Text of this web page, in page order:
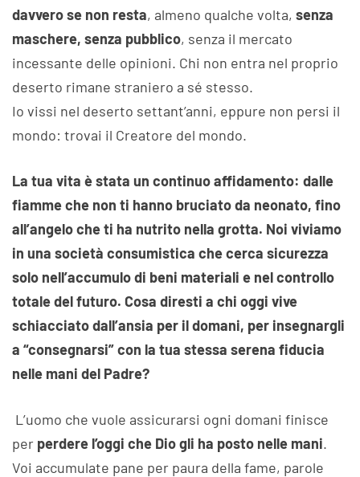
davvero se non resta, almeno qualche volta, senza
maschere, senza pubblico, senza il mercato
incessante delle opinioni. Chi non entra nel proprio
deserto rimane straniero a sé stesso.
Io vissi nel deserto settant’anni, eppure non persi il
mondo: trovai il Creatore del mondo.
La tua vita è stata un continuo affidamento: dalle
fiamme che non ti hanno bruciato da neonato, fino
all’angelo che ti ha nutrito nella grotta. Noi viviamo
in una società consumistica che cerca sicurezza
solo nell’accumulo di beni materiali e nel controllo
totale del futuro. Cosa diresti a chi oggi vive
schiacciato dall’ansia per il domani, per insegnargli
a “consegnarsi” con la tua stessa serena fiducia
nelle mani del Padre?
L’uomo che vuole assicurarsi ogni domani finisce
per perdere l’oggi che Dio gli ha posto nelle mani.
Voi accumulate pane per paura della fame, parole